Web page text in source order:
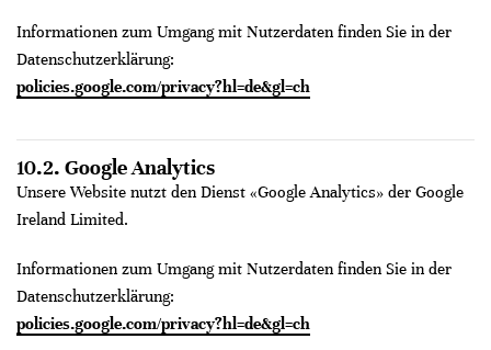
Informationen zum Umgang mit Nutzerdaten finden Sie in der
Datenschutzerklärung:
policies.google.com/privacy?hl=de&gl=ch
10.2. Google Analytics
Unsere Website nutzt den Dienst «Google Analytics» der Google
Ireland Limited.
Informationen zum Umgang mit Nutzerdaten finden Sie in der
Datenschutzerklärung:
policies.google.com/privacy?hl=de&gl=ch